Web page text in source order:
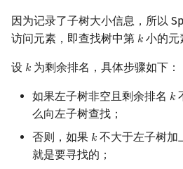
因为记录了子树大小信息，所以
访问元素，即查找树中第 𝑘
k 小的元
设 𝑘
k 为剩余排名，具体步骤如下：
如果左子树非空且剩余排名 𝑘
k
么向左子树查找；
否则，如果 𝑘
k 不大于左子树加
就是要寻找的；